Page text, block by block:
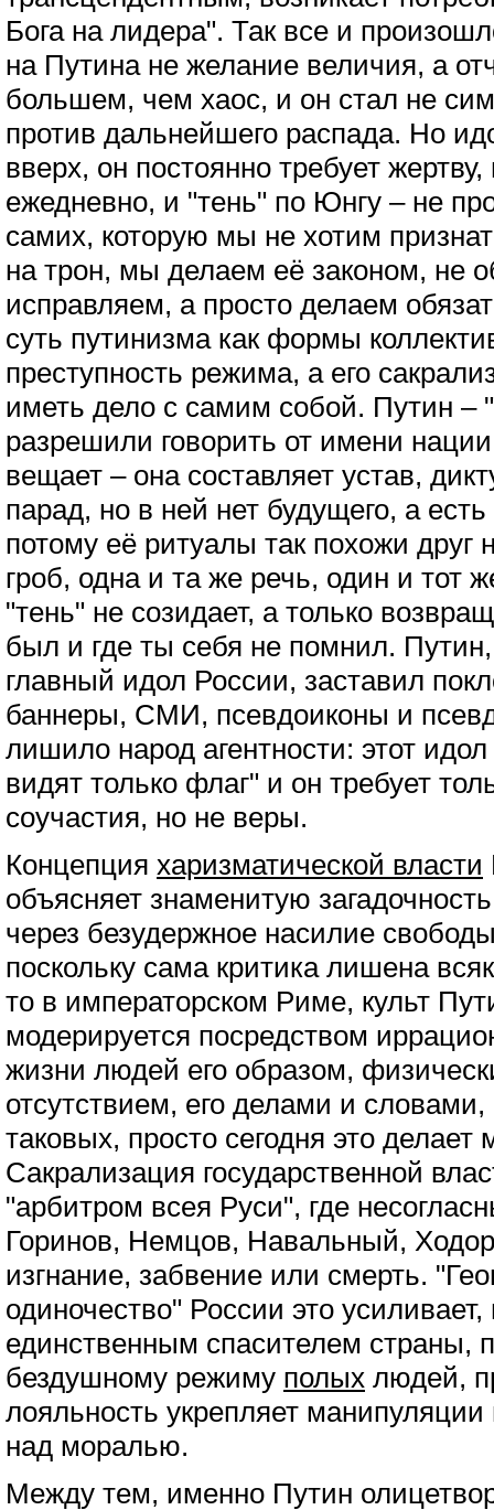
Бога на лидера". Так все и
на Путина не желание величия, а
большем, чем хаос, и он стал не
против дальнейшего распада. Но
вверх, он постоянно требует
ежедневно, и "тень" по Юнгу – не
самих, которую мы не хотим
на трон, мы делаем её законом, не
исправляем, а просто делаем
суть путинизма как формы
преступность режима, а его
иметь дело с самим собой. Путин –
разрешили говорить от имени
вещает – она составляет устав,
парад, но в ней нет будущего, а
потому её ритуалы так похожи друг
гроб, одна и та же речь, один и тот
"тень" не созидает, а только
был и где ты себя не помнил. Путин,
главный идол России, заставил
баннеры, СМИ, псевдоиконы и
лишило народ агентности: этот
видят только флаг" и он требует
соучастия, но не веры.
Концепция харизматической власти
объясняет знаменитую
через безудержное насилие
поскольку сама критика лишена
то в императорском Риме, культ
модерируется посредством
жизни людей его образом,
отсутствием, его делами и
таковых, просто сегодня это
Сакрализация государственной
"арбитром всея Руси", где
Горинов, Немцов, Навальный,
изгнание, забвение или смерть.
одиночество" России это
единственным спасителем страны,
бездушному режиму полых людей,
лояльность укрепляет
над моралью.
Между тем, именно Путин